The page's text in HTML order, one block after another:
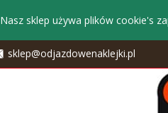
Nasz sklep używa plików cookie's
sklep@odjazdowenaklejki.pl